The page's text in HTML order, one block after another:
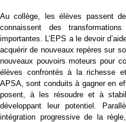
Au collège, les élèves passent
connaissent des
importantes. L’EPS a le devoir
acquérir de nouveaux repères sur
nouveaux pouvoirs moteurs pour
élèves confrontés à la richesse
APSA, sont conduits à gagner en
posent, à les résoudre et à
développant leur potentiel.
intégration progressive de la